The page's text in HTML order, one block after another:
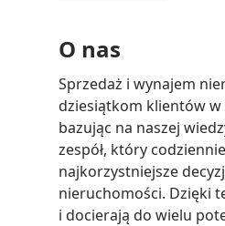
O nas
Sprzedaż i wynajem
dziesiątkom klientów w
bazując na naszej
zespół, który
najkorzystniejsze
nieruchomości. Dzięki
i docierają do wielu